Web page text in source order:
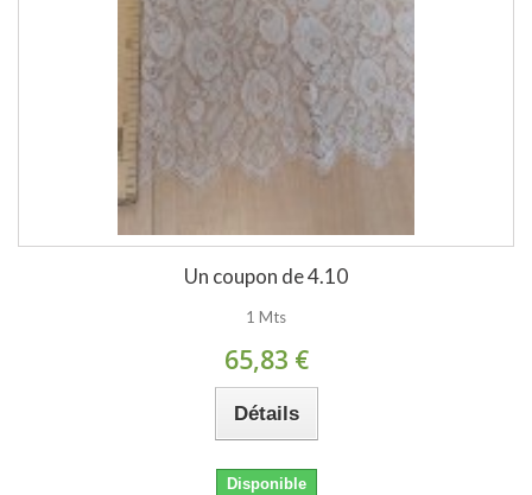
Un coupon de 4.10
1 Mts
65,83 €
Détails
Disponible